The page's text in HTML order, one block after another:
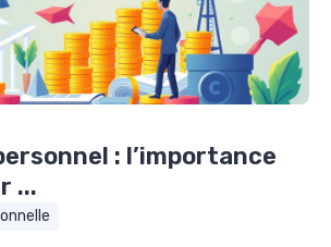
: l’importance
...